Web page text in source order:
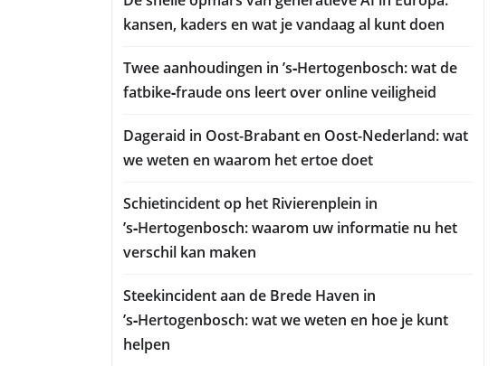
kansen, kaders en wat je vandaag al kunt doen
Twee aanhoudingen in ’s‑Hertogenbosch: wat de
fatbike‑fraude ons leert over online veiligheid
Dageraid in Oost-Brabant en Oost-Nederland: wat
we weten en waarom het ertoe doet
Schietincident op het Rivierenplein in
’s‑Hertogenbosch: waarom uw informatie nu het
verschil kan maken
Steekincident aan de Brede Haven in
’s‑Hertogenbosch: wat we weten en hoe je kunt
helpen